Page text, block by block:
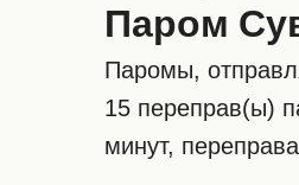
Паром
Паромы,
15 переправ(ы)
минут,